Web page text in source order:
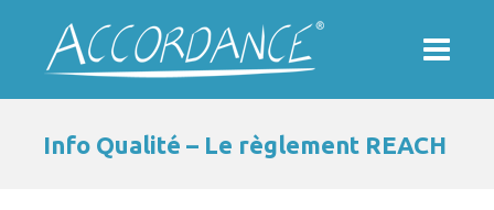
Info Qualité – Le règlement REACH